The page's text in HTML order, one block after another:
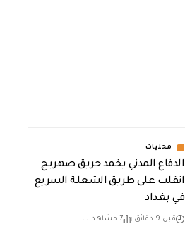
محليات
الدفاع المدني يخمد حريق صهريج
انقلب على طريق الشعلة السريع
في بغداد
قبل 9 دقائق 7 مشاهدات